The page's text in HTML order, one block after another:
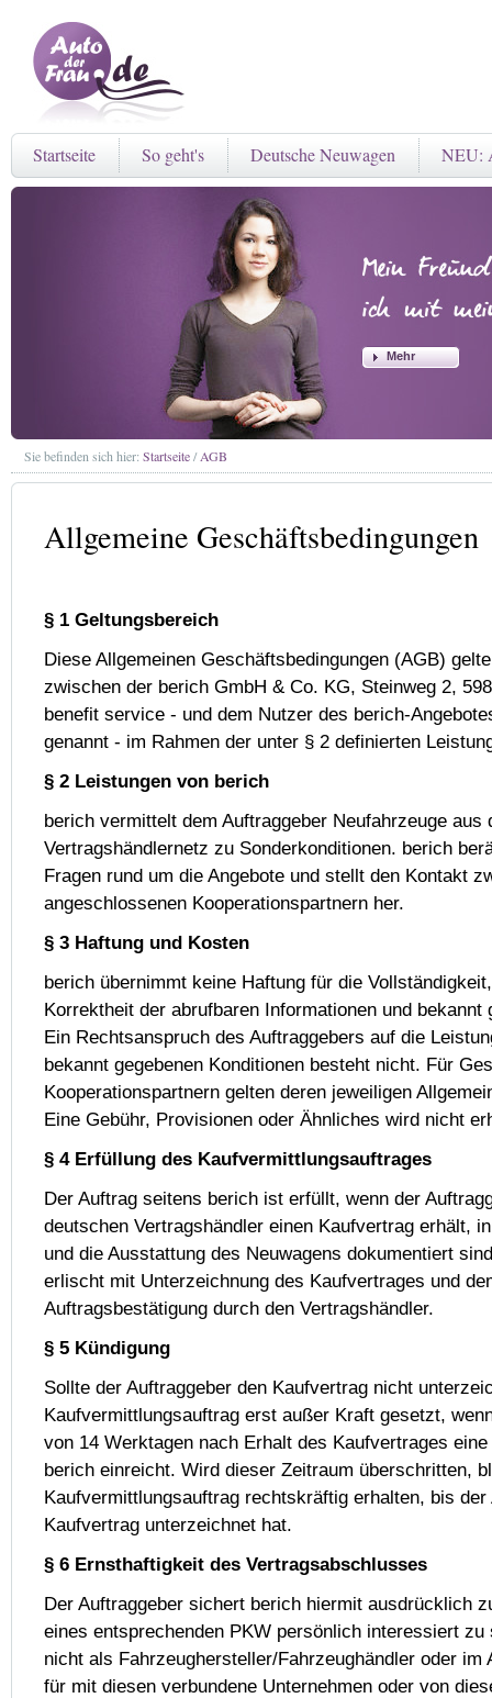
Startseite So geht's Deutsche Neuwagen NEU:
Mehr
Sie befinden sich hier: Startseite/AGB
Allgemeine Geschäftsbedingungen
§ 1 Geltungsbereich
Diese Allgemeinen Geschäftsbedingungen (AGB)
zwischen der berich GmbH & Co. KG, Steinweg 2,
benefit service - und dem Nutzer des berich-
genannt - im Rahmen der unter § 2 definierten
§ 2 Leistungen von berich
berich vermittelt dem Auftraggeber Neufahrzeuge aus
Vertragshändlernetz zu Sonderkonditionen. berich
Fragen rund um die Angebote und stellt den Kontakt
angeschlossenen Kooperationspartnern her.
§ 3 Haftung und Kosten
berich übernimmt keine Haftung für die
Korrektheit der abrufbaren Informationen und bekannt
Ein Rechtsanspruch des Auftraggebers auf die
bekannt gegebenen Konditionen besteht nicht. Für
Kooperationspartnern gelten deren jeweiligen
Eine Gebühr, Provisionen oder Ähnliches wird nicht
§ 4 Erfüllung des Kaufvermittlungsauftrages
Der Auftrag seitens berich ist erfüllt, wenn der
deutschen Vertragshändler einen Kaufvertrag erhält,
und die Ausstattung des Neuwagens dokumentiert
erlischt mit Unterzeichnung des Kaufvertrages und
Auftragsbestätigung durch den Vertragshändler.
§ 5 Kündigung
Sollte der Auftraggeber den Kaufvertrag nicht
Kaufvermittlungsauftrag erst außer Kraft gesetzt,
von 14 Werktagen nach Erhalt des Kaufvertrages
berich einreicht. Wird dieser Zeitraum überschritten,
Kaufvermittlungsauftrag rechtskräftig erhalten, bis
Kaufvertrag unterzeichnet hat.
§ 6 Ernsthaftigkeit des Vertragsabschlusses
Der Auftraggeber sichert berich hiermit ausdrücklich
eines entsprechenden PKW persönlich interessiert
nicht als Fahrzeughersteller/Fahrzeughändler oder im
für mit diesen verbundene Unternehmen oder von